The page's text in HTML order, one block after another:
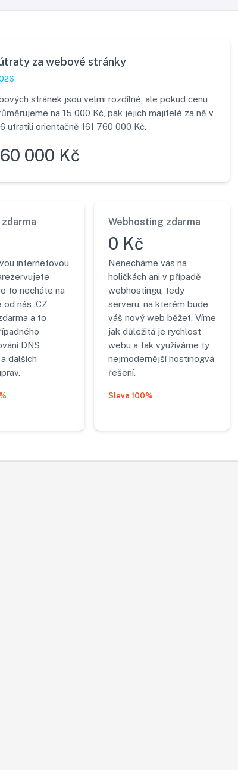
za webové stránky
stránek jsou velmi rozdílné, ale pokud cenu
na 15 000 Kč, pak jejich majitelé za ně v
utratili orientačně 161 760 000 Kč.
000 Kč
zdarma
internetovou
to necháte na
od nás .CZ
a to
DNS
dalších
Webhosting zdarma
0 Kč
Nenecháme vás na
holičkách ani v případě
webhostingu, tedy
serveru, na kterém bude
váš nový web běžet. Víme
jak důležitá je rychlost
webu a tak využíváme ty
nejmodernější hostinogvá
řešení.
Sleva 100%